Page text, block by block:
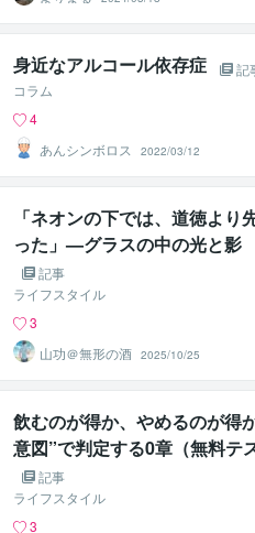
身近なアルコール依存症
記
コラム
4
あんシンボロス
2022/03/12
「ネオンの下では、道徳より
った」—グラスの中の光と影
記事
ライフスタイル
3
山功＠無形の酒 2025/10/25
飲むのが得か、やめるのが
意図”で判定する0章（無料テ
記事
ライフスタイル
3